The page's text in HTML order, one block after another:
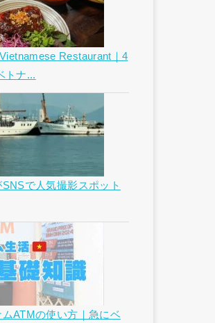
Restaurant｜4
トナ...
で人気撮影スポット
ATMの使い方｜急にベ